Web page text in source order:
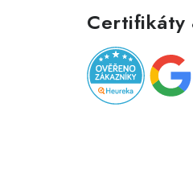
Certifikáty